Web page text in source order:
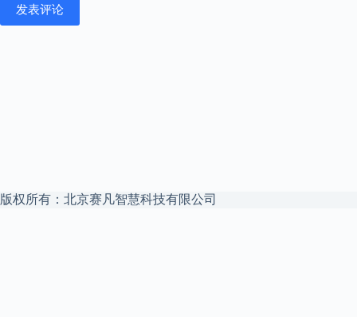
发表评论
版权所有：北京赛凡智慧科技有限公司